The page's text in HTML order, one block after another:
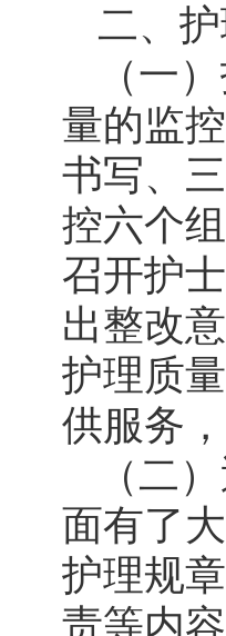
二、
（一
量的监
书写、
控六个
召开护
出整改
护理质
供服务
（二
面有了
护理规
责等内